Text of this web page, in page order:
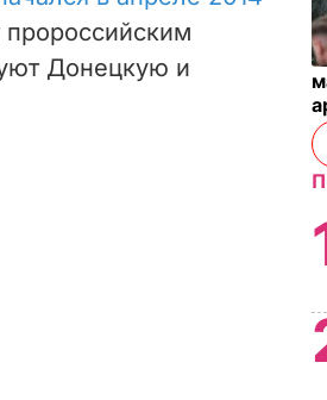
пророссийским
Донецкую и